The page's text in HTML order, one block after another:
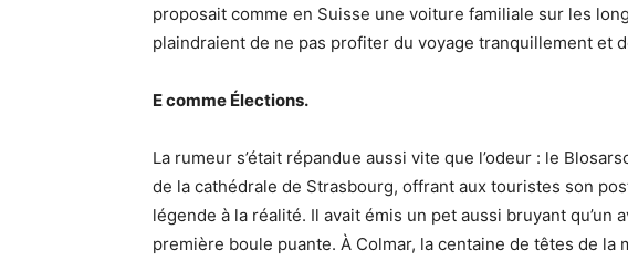
proposait comme en Suisse une voiture familiale sur les
plaindraient de ne pas profiter du voyage tranquillement et
E comme Élections.
La rumeur s’était répandue aussi vite que l’odeur : le
de la cathédrale de Strasbourg, offrant aux touristes son
légende à la réalité. Il avait émis un pet aussi bruyant qu’un
première boule puante. À Colmar, la centaine de têtes de la